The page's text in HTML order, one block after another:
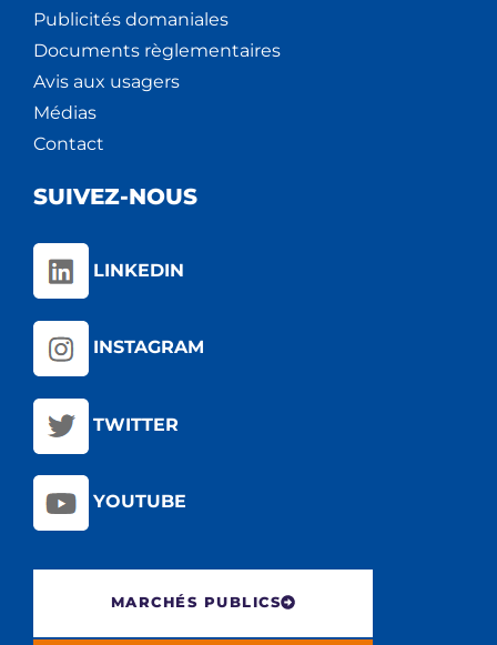
Publicités domaniales
Documents règlementaires
Avis aux usagers
Médias
Contact
SUIVEZ-NOUS
LINKEDIN
INSTAGRAM
TWITTER
YOUTUBE
MARCHÉS PUBLICS